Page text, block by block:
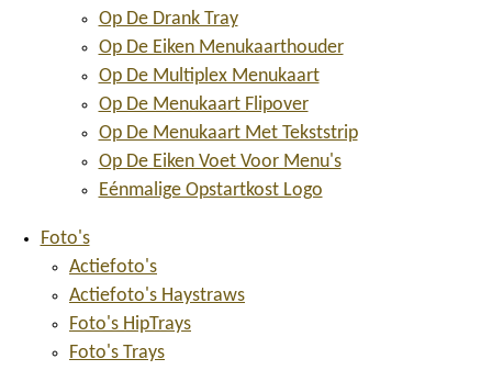
Op De Drank Tray
Op De Eiken Menukaarthouder
Op De Multiplex Menukaart
Op De Menukaart Flipover
Op De Menukaart Met Tekststrip
Op De Eiken Voet Voor Menu's
Eénmalige Opstartkost Logo
Foto's
Actiefoto's
Actiefoto's Haystraws
Foto's HipTrays
Foto's Trays